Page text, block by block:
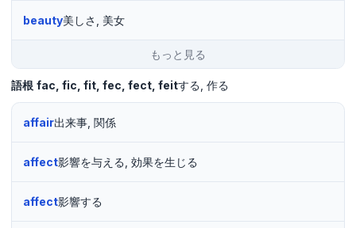
beauty美しさ, 美女
もっと見る
語根 fac fic fit fec fect feitする 作る
affair出来事, 関係
affect影響を与える, 効果を生じる
affect影響する